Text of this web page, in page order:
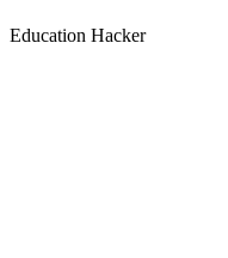
Education Hacker